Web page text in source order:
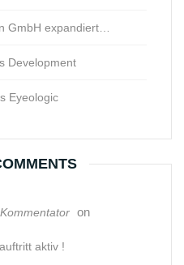
GmbH expandiert…
Development
Eyeologic
on
aktiv !